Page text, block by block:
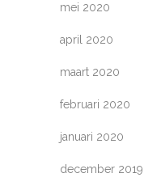
mei 2020
april 2020
maart 2020
februari 2020
januari 2020
december 2019